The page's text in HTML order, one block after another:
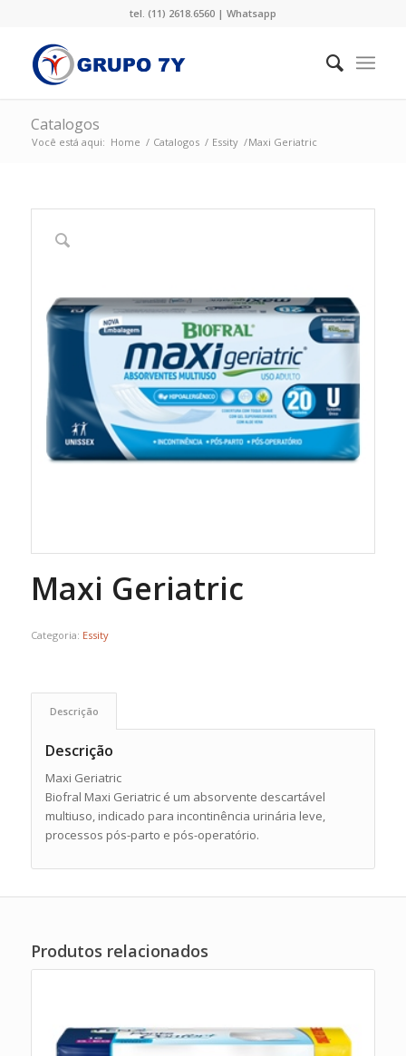
tel. (11) 2618.6560 | Whatsapp
Catalogos
Você está aqui: Home / Catalogos / Essity /Maxi Geriatric
Maxi Geriatric
Categoria: Essity
Descrição
Descrição
Maxi Geriatric
Biofral Maxi Geriatric é um absorvente descartável
multiuso, indicado para incontinência urinária leve,
processos pós-parto e pós-operatório.
Produtos relacionados